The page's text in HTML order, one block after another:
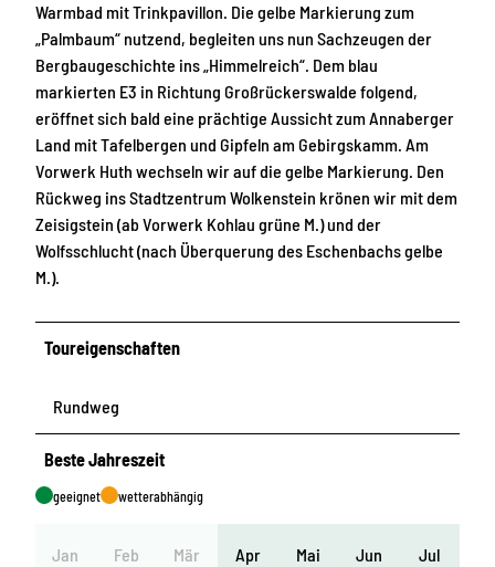
Warmbad mit Trinkpavillon. Die gelbe Markierung zum
„Palmbaum“ nutzend, begleiten uns nun Sachzeugen der
Bergbaugeschichte ins „Himmelreich“. Dem blau
markierten E3 in Richtung Großrückerswalde folgend,
eröffnet sich bald eine prächtige Aussicht zum Annaberger
Land mit Tafelbergen und Gipfeln am Gebirgskamm. Am
Vorwerk Huth wechseln wir auf die gelbe Markierung. Den
Rückweg ins Stadtzentrum Wolkenstein krönen wir mit dem
Zeisigstein (ab Vorwerk Kohlau grüne M.) und der
Wolfsschlucht (nach Überquerung des Eschenbachs gelbe
M.).
Toureigenschaften
Rundweg
Beste Jahreszeit
geeignet wetterabhängig
Jan Feb Mär Apr Mai Jun Jul